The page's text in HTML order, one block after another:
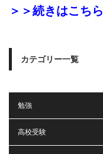
＞＞続きはこちら
カテゴリー一覧
勉強
高校受験